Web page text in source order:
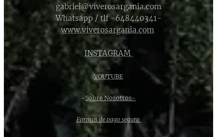
gabriel@viverosargania.com
Whatsapp / tlf -648440341-
www.viverosargania.com
INSTAGRAM
YOUTUBE
-Sobre Nosotros-
Formas de pago seguro